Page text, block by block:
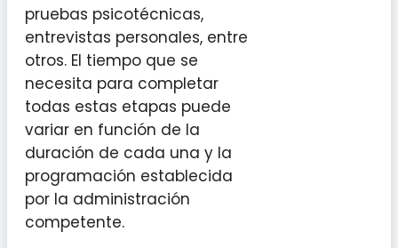
pruebas psicotécnicas,
entrevistas personales, entre
otros. El tiempo que se
necesita para completar
todas estas etapas puede
variar en función de la
duración de cada una y la
programación establecida
por la administración
competente.